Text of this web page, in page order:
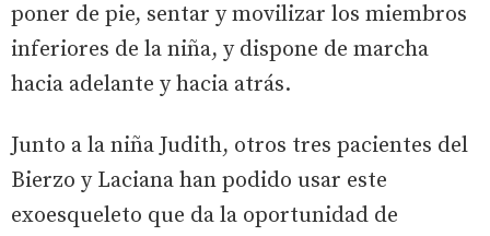
poner de pie, sentar y movilizar los miembros
inferiores de la niña, y dispone de marcha
hacia adelante y hacia atrás.
Junto a la niña Judith, otros tres pacientes del
Bierzo y Laciana han podido usar este
exoesqueleto que da la oportunidad de